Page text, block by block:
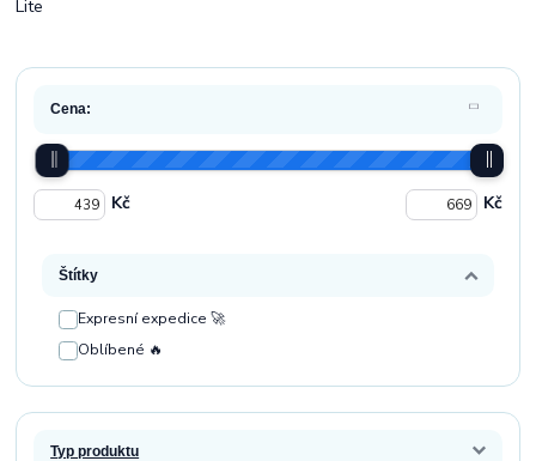
Lite
Cena:
Kč Kč
Štítky
Expresní expedice 🚀
Oblíbené 🔥
Typ produktu